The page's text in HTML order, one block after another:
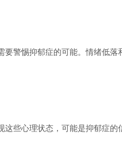
警惕抑郁症的可能。情绪低落
些心理状态，可能是抑郁症的